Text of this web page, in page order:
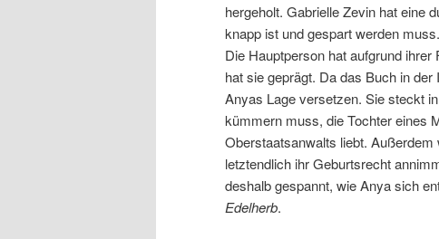
hergeholt. Gabrielle Zevin hat eine
knapp ist und gespart werden muss.
Die Hauptperson hat aufgrund
hat sie geprägt. Da das Buch in
Anyas Lage versetzen. Sie steckt
kümmern muss, die Tochter eines
Oberstaatsanwalts liebt.
letztendlich ihr Geburtsrecht
deshalb gespannt, wie Anya sich
Edelherb.